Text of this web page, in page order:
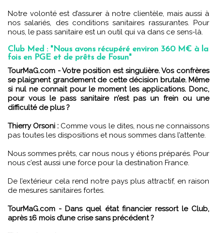
Notre volonté est d’assurer à notre clientèle, mais aussi à
nos salariés, des conditions sanitaires rassurantes. Pour
nous, le pass sanitaire est un outil qui va dans ce sens-là.
Club Med : "Nous avons récupéré environ 360 M€ à la
fois en PGE et de prêts de Fosun"
TourMaG.com - Votre position est singulière. Vos confrères
se plaignent grandement de cette décision brutale. Même
si nul ne connait pour le moment les applications. Donc,
pour vous le pass sanitaire n’est pas un frein ou une
difficulté de plus ?
Thierry Orsoni : Comme vous le dites, nous ne connaissons
pas toutes les dispositions et nous sommes dans l’attente.
Nous sommes prêts, car nous nous y étions préparés. Pour
nous c’est aussi une force pour la destination France.
De l’extérieur cela rend notre pays plus attractif, en raison
de mesures sanitaires fortes.
TourMaG.com - Dans quel état financier ressort le Club,
après 16 mois d’une crise sans précédent ?